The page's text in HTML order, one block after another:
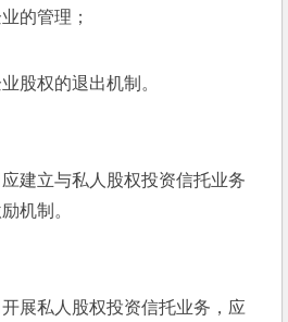
的管理；
权的退出机制。
立与私人股权投资信托业务
机制。
私人股权投资信托业务，应